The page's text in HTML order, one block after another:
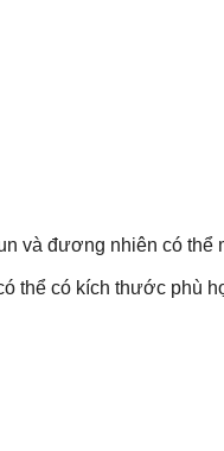
và đương nhiên có thể
thể có kích thước phù